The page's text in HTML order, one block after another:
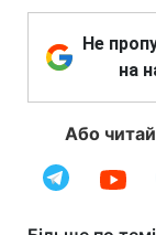
Не
на
Або